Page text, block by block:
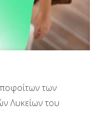
των
Λυκείων του